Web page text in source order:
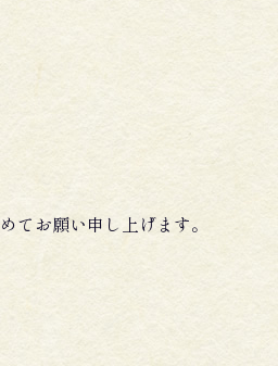
お願い申し上げます。